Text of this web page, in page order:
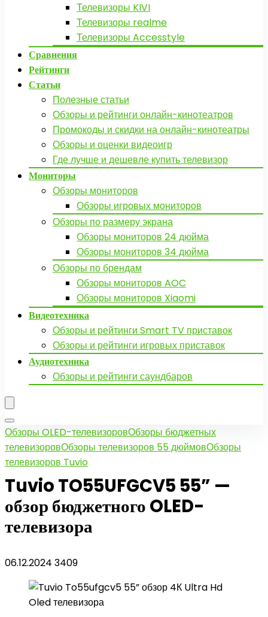
Телевизоры KIVI
Телевизоры realme
Телевизоры Accesstyle
Сравнения
Рейтинги
Статьи
Полезные статьи
Обзоры и рейтинги онлайн-кинотеатров
Промокоды и скидки на онлайн-кинотеатры
Обзоры и оценки видеоигр
Где лучше и дешевле купить телевизор
Мониторы
Обзоры мониторов
Обзоры игровых мониторов
Обзоры по размеру экрана
Обзоры мониторов 24 дюйма
Обзоры мониторов 34 дюйма
Обзоры по брендам
Обзоры мониторов AOC
Обзоры мониторов Xiaomi
Видеотехника
Обзоры и рейтинги Smart TV приставок
Обзоры и рейтинги игровых приставок
Аудиотехника
Обзоры и рейтинги саундбаров
Обзоры OLED-телевизоровОбзоры бюджетных
телевизоровОбзоры телевизоров 55 дюймовОбзоры
телевизоров Tuvio
Tuvio TO55UFGCV5 55” —
обзор бюджетного OLED-
телевизора
06.12.2024 3409